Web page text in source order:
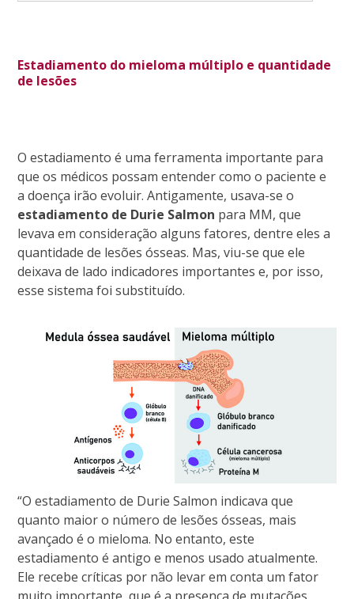
Estadiamento do mieloma múltiplo e quantidade
de lesões
O estadiamento é uma ferramenta importante para
que os médicos possam entender como o paciente e
a doença irão evoluir. Antigamente, usava-se o
estadiamento de Durie Salmon para MM, que
levava em consideração alguns fatores, dentre eles a
quantidade de lesões ósseas. Mas, viu-se que ele
deixava de lado indicadores importantes e, por isso,
esse sistema foi substituído.
“O estadiamento de Durie Salmon indicava que
quanto maior o número de lesões ósseas, mais
avançado é o mieloma. No entanto, este
estadiamento é antigo e menos usado atualmente.
Ele recebe críticas por não levar em conta um fator